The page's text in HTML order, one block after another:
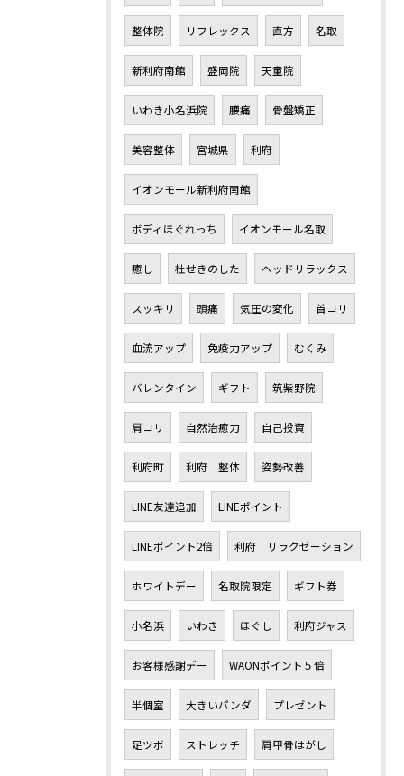
整体院 リフレックス 直方 名取
新利府南館 盛岡院 天童院
いわき小名浜院 腰痛 骨盤矯正
美容整体 宮城県 利府
イオンモール新利府南館
ボディほぐれっち イオンモール名取
癒し 杜せきのした ヘッドリラックス
スッキリ 頭痛 気圧の変化 首コリ
血流アップ 免疫力アップ むくみ
バレンタイン ギフト 筑紫野院
肩コリ 自然治癒力 自己投資
利府町 利府 整体 姿勢改善
LINE友達追加 LINEポイント
LINEポイント2倍 利府 リラクゼーション
ホワイトデー 名取院限定 ギフト券
小名浜 いわき ほぐし 利府ジャス
お客様感謝デー WAONポイント５倍
半個室 大きいパンダ プレゼント
足ツボ ストレッチ 肩甲骨はがし